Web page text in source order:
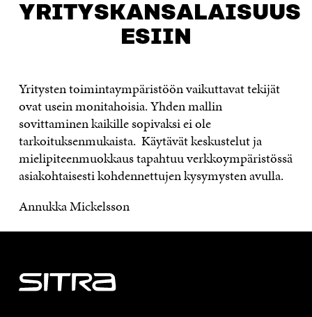
YRITYSKANSALAISUUS
ESIIN
Yritysten toimintaympäristöön vaikuttavat tekijät
ovat usein monitahoisia. Yhden mallin
sovittaminen kaikille sopivaksi ei ole
tarkoituksenmukaista. Käytävät keskustelut ja
mielipiteenmuokkaus tapahtuu verkkoympäristössä
asiakohtaisesti kohdennettujen kysymysten avulla.
Annukka Mickelsson